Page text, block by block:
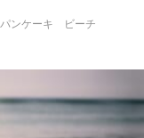
パンケーキ
ビーチ